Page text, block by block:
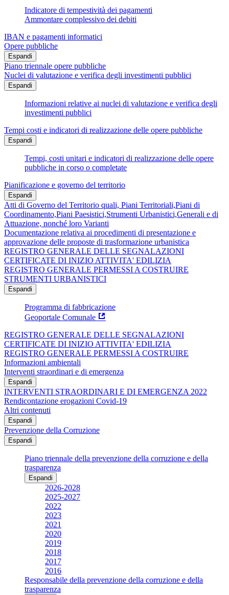
Indicatore di tempestività dei pagamenti
Ammontare complessivo dei debiti
IBAN e pagamenti informatici
Opere pubbliche
Espandi
Piano triennale opere pubbliche
Nuclei di valutazione e verifica degli investimenti pubblici
Espandi
Informazioni relative ai nuclei di valutazione e verifica degli
investimenti pubblici
Tempi costi e indicatori di realizzazione delle opere pubbliche
Espandi
Tempi, costi unitari e indicatori di realizzazione delle opere
pubbliche in corso o completate
Pianificazione e governo del territorio
Espandi
Atti di Governo del Territorio quali, Piani Territoriali,Piani di
Coordinamento,Piani Paesistici,Strumenti Urbanistici,Generali e di
Attuazione, nonché loro Varianti
Documentazione relativa ai procedimenti di presentazione e
approvazione delle proposte di trasformazione urbanistica
REGISTRO GENERALE DELLE SEGNALAZIONI
CERTIFICATE DI INIZIO ATTIVITA' EDILIZIA
REGISTRO GENERALE PERMESSI A COSTRUIRE
STRUMENTI URBANISTICI
Espandi
Programma di fabbricazione
Geoportale Comunale
REGISTRO GENERALE DELLE SEGNALAZIONI
CERTIFICATE DI INIZIO ATTIVITA' EDILIZIA
REGISTRO GENERALE PERMESSI A COSTRUIRE
Informazioni ambientali
Interventi straordinari e di emergenza
Espandi
INTERVENTI STRAORDINARI E DI EMERGENZA 2022
Rendicontazione erogazioni Covid-19
Altri contenuti
Espandi
Prevenzione della Corruzione
Espandi
Piano triennale della prevenzione della corruzione e della
trasparenza
Espandi
2026-2028
2025-2027
2022
2023
2021
2020
2019
2018
2017
2016
Responsabile della prevenzione della corruzione e della
trasparenza